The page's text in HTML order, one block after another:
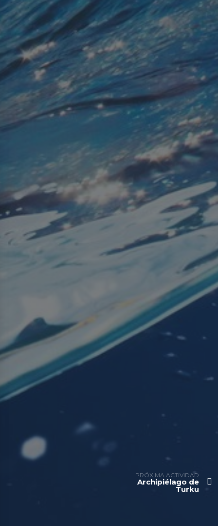
PRÓXIMA ACTIVIDAD
Archipiélago de
Turku